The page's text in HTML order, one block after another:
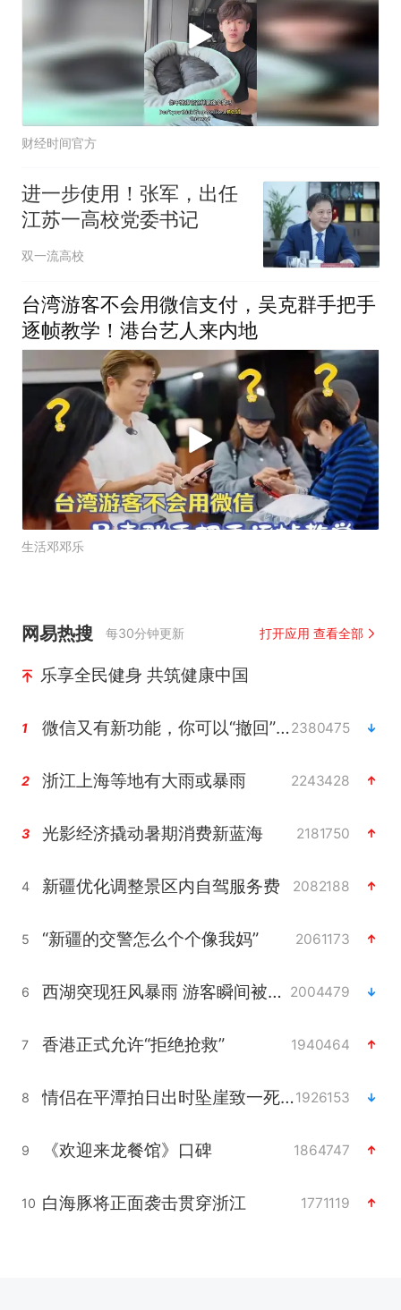
财经时间官方
进一步使用！张军，出任
江苏一高校党委书记
双一流高校
台湾游客不会用微信支付，吴克群手把手
逐帧教学！港台艺人来内地
生活邓邓乐
网易热搜 每30分钟更新 打开应用 查看全部
乐享全民健身 共筑健康中国
1 微信又有新功能，你可以“撤回”你的撤回了！2380475
2 浙江上海等地有大雨或暴雨 2243428
3 光影经济撬动暑期消费新蓝海 2181750
4 新疆优化调整景区内自驾服务费 2082188
5 “新疆的交警怎么个个像我妈” 2061173
6 西湖突现狂风暴雨 游客瞬间被浇透 2004479
7 香港正式允许“拒绝抢救” 1940464
8 情侣在平潭拍日出时坠崖致一死一伤1926153
9 《欢迎来龙餐馆》口碑 1864747
10 白海豚将正面袭击贯穿浙江 1771119